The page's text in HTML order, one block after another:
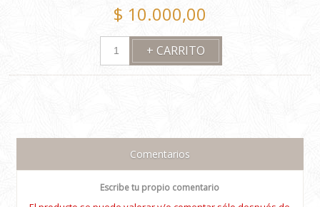
$ 10.000,00
Comentarios
Escribe tu propio comentario